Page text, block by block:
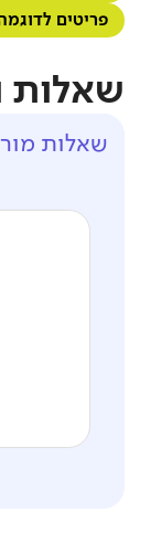
פריטים
שאלות
שאלות